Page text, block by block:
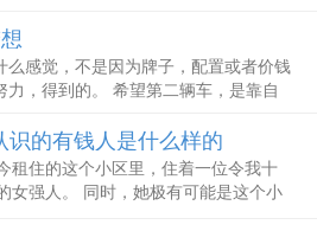
初步的时间安排 好吧，就这样。 转
么感觉，不是因为牌子，配置或者价钱
，得到的。 希望第二辆车，是靠自
有个梦想...
识的有钱人是什么样的
租住的这个小区里，住着一位令我十
女强人。 同时，她极有可能是这个小